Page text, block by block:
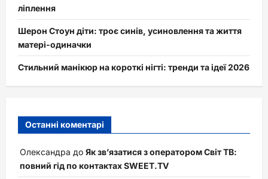
ліплення
Шерон Стоун діти: троє синів, усиновлення та життя
матері-одиначки
Стильний манікюр на короткі нігті: тренди та ідеї 2026
Останні коментарі
Олександра до Як зв’язатися з оператором Світ ТВ:
повний гід по контактах SWEET.TV